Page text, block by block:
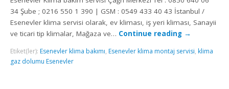
34 Şube ; 0216 550 1 390 | GSM : 0549 433 40 43 İstanbul /
Esenevler klima servisi olarak, ev kliması, iş yeri kliması, Sanayii
ve ticari tip klimalar, Mağaza ve… Continue reading →
Etiket(ler): Esenevler klima bakımı, Esenevler klima montaj servisi, klima
gaz dolumu Esenevler